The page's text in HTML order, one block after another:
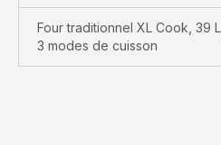
Four traditionnel XL Cook, 39 L,
3 modes de cuisson